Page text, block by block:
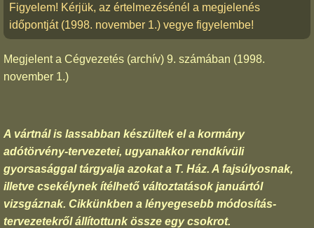
Figyelem! Kérjük, az értelmezésénél a megjelenés
időpontját (1998. november 1.) vegye figyelembe!
Megjelent a Cégvezetés (archív) 9. számában (1998.
november 1.)
A vártnál is lassabban készültek el a kormány
adótörvény-tervezetei, ugyanakkor rendkívüli
gyorsasággal tárgyalja azokat a T. Ház. A fajsúlyosnak,
illetve csekélynek ítélhető változtatások januártól
vizsgáznak. Cikkünkben a lényegesebb módosítás-
tervezetekről állítottunk össze egy csokrot.